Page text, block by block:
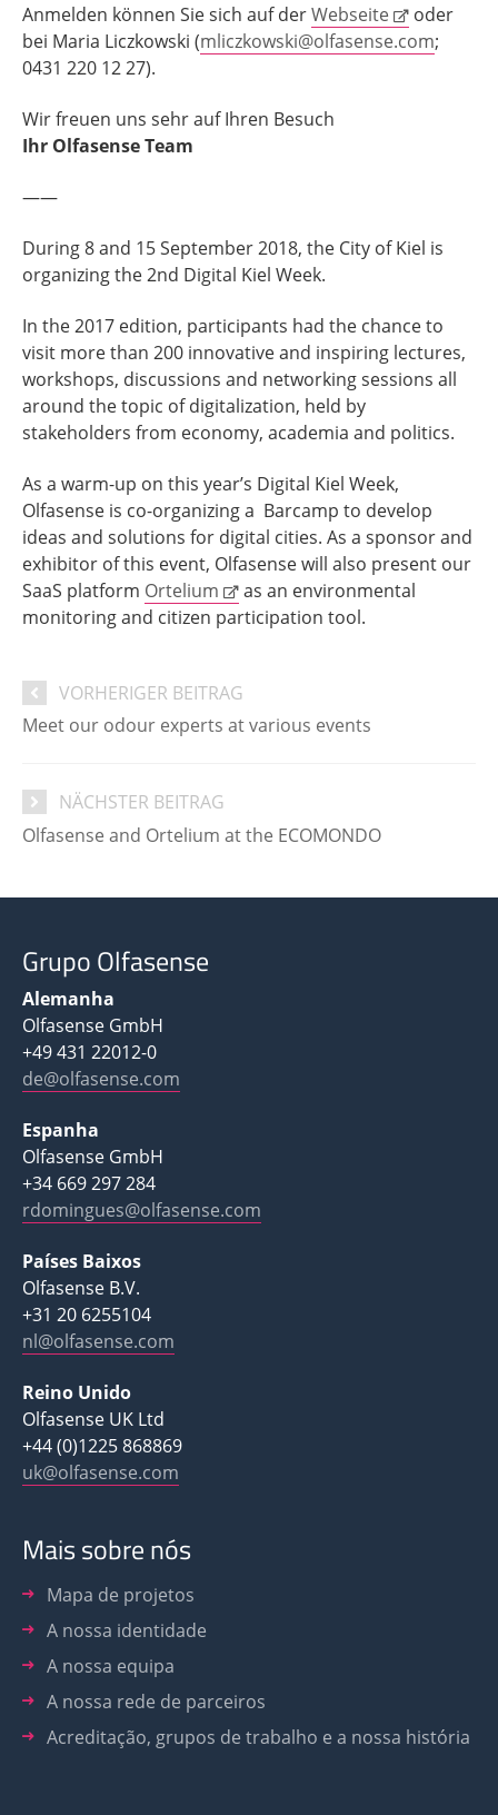
Anmelden können Sie sich auf derWebseite
oder
bei Maria Liczkowski (mliczkowski@olfasense.com;
0431 220 12 27).
Wir freuen uns sehr auf Ihren Besuch
Ihr Olfasense Team
——
During 8 and 15 September 2018, the City of Kiel is
organizing the 2nd Digital Kiel Week.
In the 2017 edition, participants had the chance to
visit more than 200 innovative and inspiring lectures,
workshops, discussions and networking sessions all
around the topic of digitalization, held by
stakeholders from economy, academia and politics.
As a warm-up on this year’s Digital Kiel Week,
Olfasense is co-organizing a Barcamp to develop
ideas and solutions for digital cities. As a sponsor and
exhibitor of this event, Olfasense will also present our
SaaS platform Ortelium
as an environmental
monitoring and citizen participation tool.
VORHERIGER BEITRAG
Meet our odour experts at various events
NÄCHSTER BEITRAG
Olfasense and Ortelium at the ECOMONDO
Grupo Olfasense
Alemanha
Olfasense GmbH
+49 431 22012-0
de@olfasense.com
Espanha
Olfasense GmbH
+34 669 297 284
rdomingues@olfasense.com
Países Baixos
Olfasense B.V.
+31 20 6255104
nl@olfasense.com
Reino Unido
Olfasense UK Ltd
+44 (0)1225 868869
uk@olfasense.com
Mais sobre nós
Mapa de projetos
A nossa identidade
A nossa equipa
A nossa rede de parceiros
Acreditação, grupos de trabalho e a nossa história